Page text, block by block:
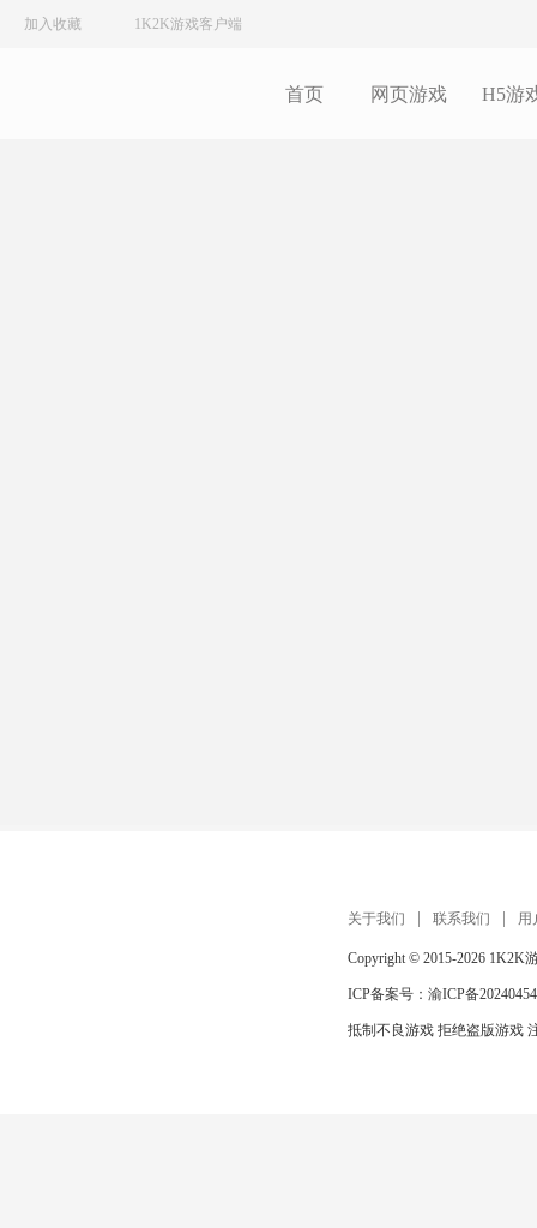
加入收藏 1K2K游戏客户端
首页 网页游戏 H5游
关于我们 联系我们 用
Copyright © 2015-2026 1K2K
ICP备案号： 渝ICP备
抵制不良游戏 拒绝盗版游戏